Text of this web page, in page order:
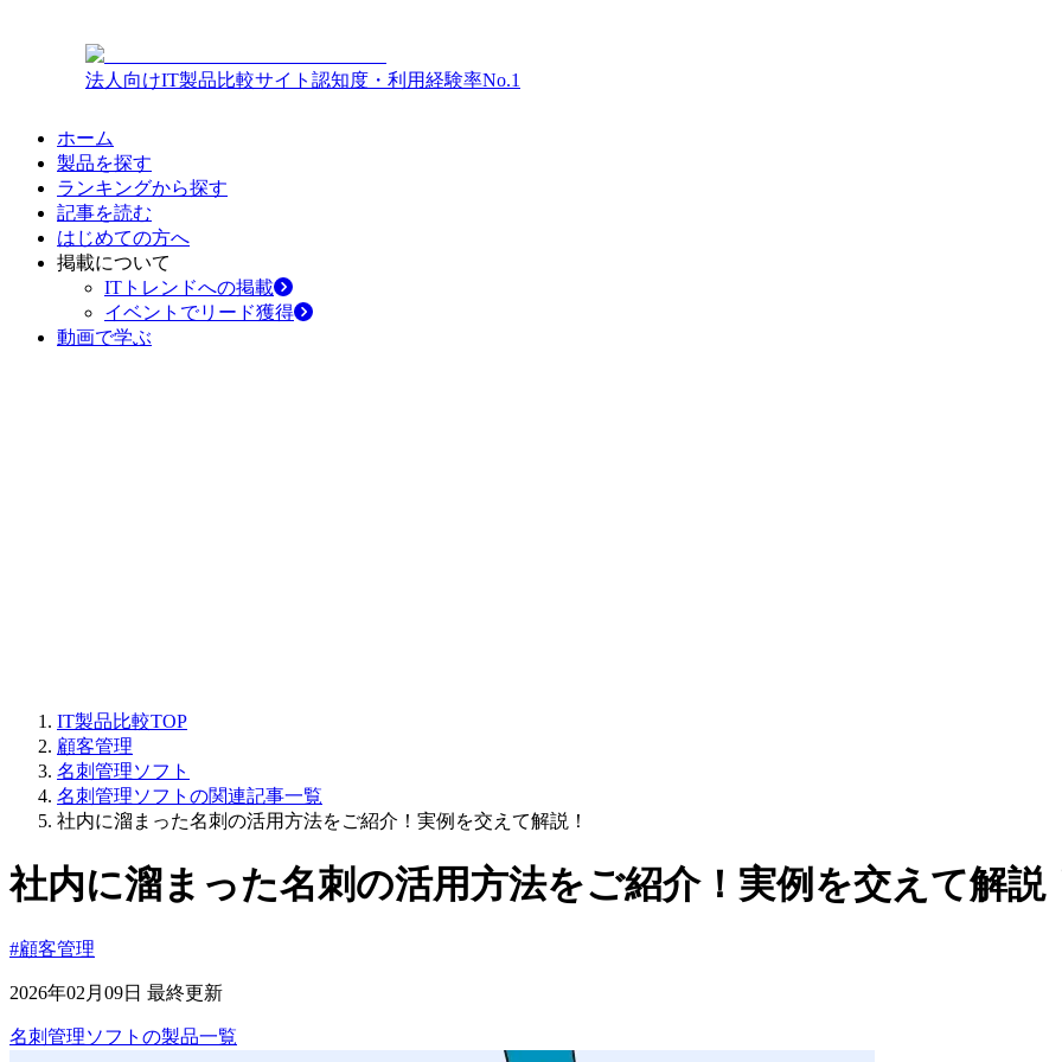
法人向けIT製品比較サイト 認知度・利用経験率No.1
ホーム
製品を探す
ランキングから探す
記事を読む
はじめての方へ
掲載について
ITトレンドへの掲載
イベントでリード獲得
動画で学ぶ
IT製品比較TOP
顧客管理
名刺管理ソフト
名刺管理ソフトの関連記事一覧
社内に溜まった名刺の活用方法をご紹介！実例を交えて解説！
社内に溜まった名刺の活用方法をご紹介！実例を交えて解説
#顧客管理
2026年02月09日 最終更新
名刺管理ソフト の製品一覧